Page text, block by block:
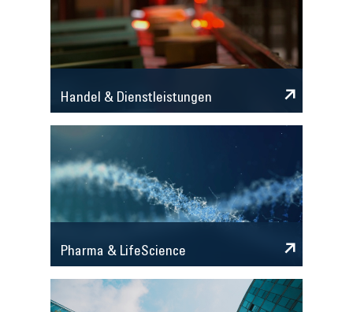
Handel & Dienstleistungen
Pharma & LifeScience